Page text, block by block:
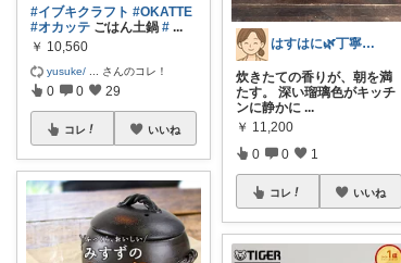
#イブキクラフト #OKATTE
#オカッテ ごはん土鍋 # ...
￥ 10,560
yusuke/ さんのコレ！
0 0 29
コレ いいね
はすはに🌿丁寧な暮らし
炊きたての香りが、朝を満
たす。 深い瑠璃色がキッチ
ンに静かに ...
￥ 11,200
0 0 1
コレ いいね